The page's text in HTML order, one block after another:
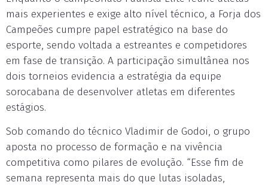
mais experientes e exige alto nível técnico, a Forja dos
Campeões cumpre papel estratégico na base do
esporte, sendo voltada a estreantes e competidores
em fase de transição. A participação simultânea nos
dois torneios evidencia a estratégia da equipe
sorocabana de desenvolver atletas em diferentes
estágios.
Sob comando do técnico Vladimir de Godoi, o grupo
aposta no processo de formação e na vivência
competitiva como pilares de evolução. “Esse fim de
semana representa mais do que lutas isoladas,